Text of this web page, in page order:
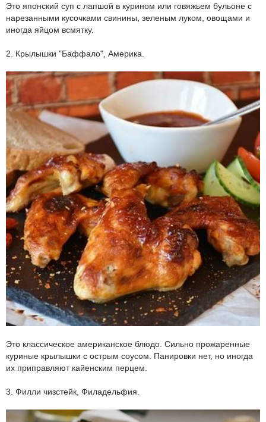
Это японский суп с лапшой в курином или говяжьем бульоне с
нарезанными кусочками свинины, зеленым луком, овощами и
иногда яйцом всмятку.
2. Крылышки "Баффало", Америка.
Это классическое американское блюдо. Сильно прожаренные
куриные крылышки с острым соусом. Панировки нет, но иногда
их приправляют кайенским перцем.
3. Филли чизстейк, Филадельфия.